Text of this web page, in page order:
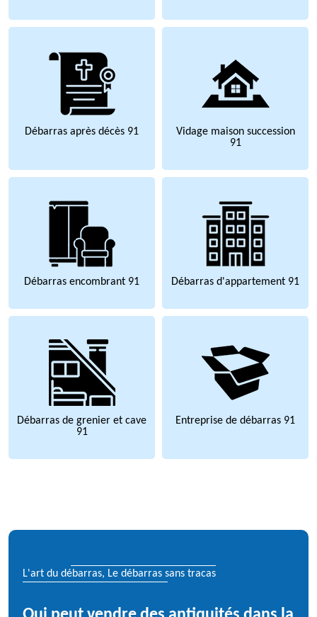
Débarras après décès 91
Vidage maison succession
91
Débarras encombrant 91 Débarras d'appartement 91
Débarras de grenier et cave
91
Entreprise de débarras 91
L'art du débarras, Le débarras sans tracas